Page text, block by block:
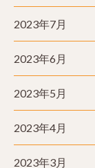
2023年7月
2023年6月
2023年5月
2023年4月
2023年3月